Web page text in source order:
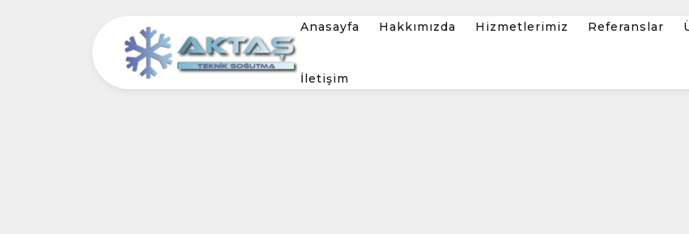
Anasayfa Hakkımızda Hizmetlerimiz Referanslar
İletişim